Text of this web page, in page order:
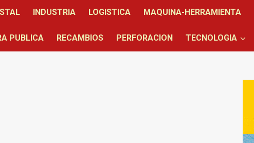
INDUSTRIA LOGISTICA MAQUINA-HERRAMIENTA
PUBLICA RECAMBIOS PERFORACION TECNOLOGIA